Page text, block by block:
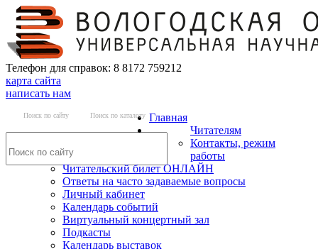
Телефон для справок: 8 8172 759212
карта сайта
написать нам
Поиск по сайту Поиск по каталогу Главная
Читателям
Контакты, режим
работы
Читательский билет ОНЛАЙН
Ответы на часто задаваемые вопросы
Личный кабинет
Календарь событий
Виртуальный концертный зал
Подкасты
Календарь выставок